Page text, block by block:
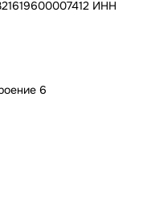
ИНН
6